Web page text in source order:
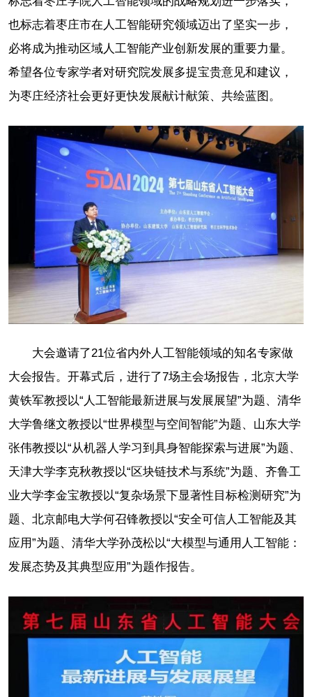
也标志着枣庄市在人工智能研究领域迈出了坚实一步，
必将成为推动区域人工智能产业创新发展的重要力量。
希望各位专家学者对研究院发展多提宝贵意见和建议，
为枣庄经济社会更好更快发展献计献策、共绘蓝图。
大会邀请了21位省内外人工智能领域的知名专家做
大会报告。开幕式后，进行了7场主会场报告，北京大学
黄铁军教授以“人工智能最新进展与发展展望”为题、清华
大学鲁继文教授以“世界模型与空间智能”为题、山东大学
张伟教授以“从机器人学习到具身智能探索与进展”为题、
天津大学李克秋教授以“区块链技术与系统”为题、齐鲁工
业大学李金宝教授以“复杂场景下显著性目标检测研究”为
题、北京邮电大学何召锋教授以“安全可信人工智能及其
应用”为题、清华大学孙茂松以“大模型与通用人工智能：
发展态势及其典型应用”为题作报告。